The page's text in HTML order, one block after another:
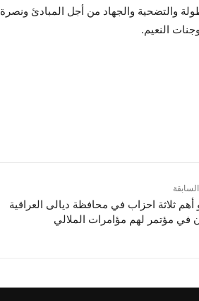
والتضحية والجهاد من أجل المبادئ ونصرة
النعيم.
أهم ثلاثة احزاب في محافظة ديالى العراقية
في مؤتمر لهم مؤامرات الملالي